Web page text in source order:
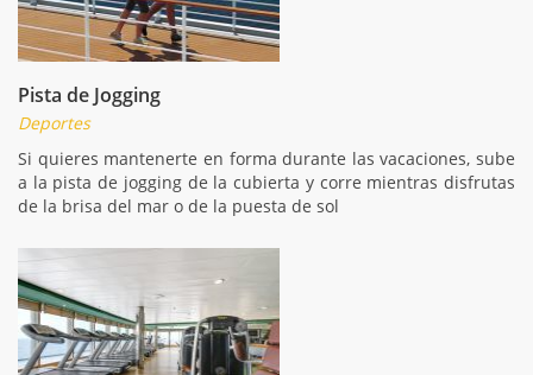
Pista de Jogging
Deportes
Si quieres mantenerte en forma durante las vacaciones, sube
a la pista de jogging de la cubierta y corre mientras disfrutas
de la brisa del mar o de la puesta de sol